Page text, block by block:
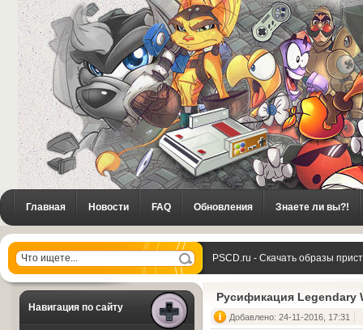
Главная Новости FAQ Обновления Знаете ли вы?!
PSCD.ru - Скачать образы
Навигация по сайту
Русификация Legendary
Добавлено: 24-11-2016, 17:31